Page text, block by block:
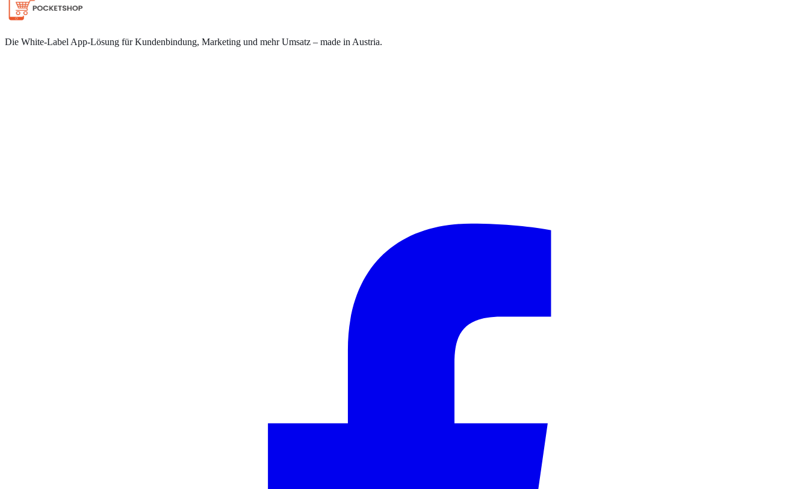
Die White-Label App-Lösung für Kundenbindung, Marketing und mehr Umsatz – made in Austria.